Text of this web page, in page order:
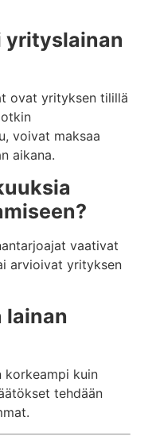
yrityslainan
ovat yrityksen tilillä
voivat maksaa
aikana.
vaativat
arvioivat yrityksen
lainan
korkeampi kuin
tehdään